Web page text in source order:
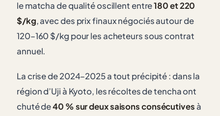
le matcha de qualité oscillent entre180 et 220
$/kg, avec des prix finaux négociés autour de
120–160 $/kg pour les acheteurs sous contrat
annuel.
La crise de 2024–2025 a tout précipité : dans la
région d’Uji à Kyoto, les récoltes de tencha ont
chuté de40 % sur deux saisons consécutivesà